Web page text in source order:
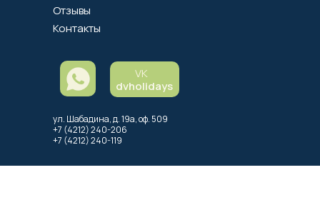
ул. Шабадина, д. 19а, оф. 509
+7 (4212) 240-206
+7 (4212) 240-119
VK
dvholidays
Контакты
Отзывы